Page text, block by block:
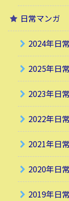
日常マンガ
2024年日
2025年日
2023年日
2022年日
2021年日
2020年日
2019年日